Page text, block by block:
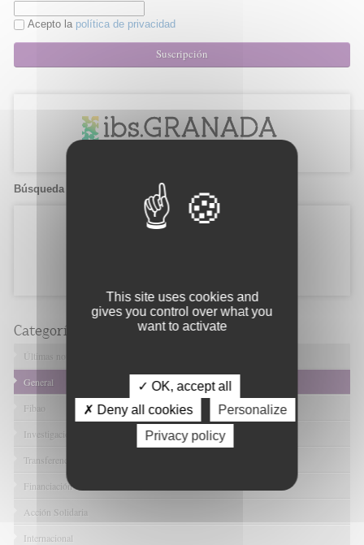
Acepto la política de privacidad
Suscripción
Búsqueda de candidatos
Categorías
Últimas noticias
General
Fibao
Investigación en Salud
Transferencia Tecnológica
Financiación I+D+I
Acción Solidaria
Internacional
This site uses cookies and
gives you control over what you
want to activate
✓ OK, accept all
✗ Deny all cookies
Personalize
Privacy policy